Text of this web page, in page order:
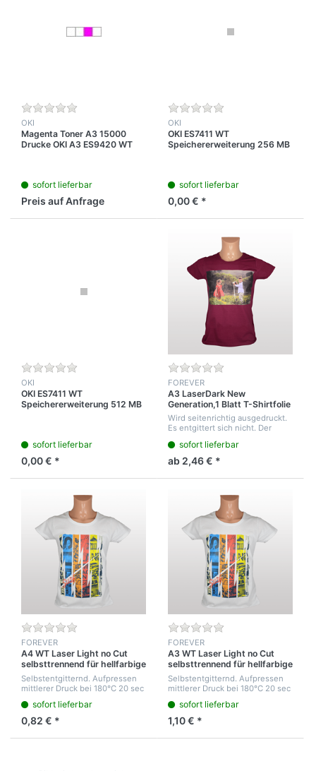
OKI
Magenta Toner A3 15000
Drucke OKI A3 ES9420 WT
sofort lieferbar
Preis auf Anfrage
OKI
OKI ES7411 WT
Speichererweiterung 256 MB
sofort lieferbar
0,00 € *
OKI
OKI ES7411 WT
Speichererweiterung 512 MB
sofort lieferbar
0,00 € *
FOREVER
A3 LaserDark New
Generation,1 Blatt T-Shirtfolie
für die Laser Drucker
Wird seitenrichtig ausgedruckt.
Es entgittert sich nicht. Der
vor dem Transferieren aus
geplottet werden oder mit der
Scher...
sofort lieferbar
ab 2,46 € *
FOREVER
A4 WT Laser Light no Cut
selbsttrennend für hellfarbige
T-Shirts
Selbstentgitternd. Aufpressen
mittlerer Druck bei 180°C 20 sec
Nachpressen maximaler Druck
30sek. Gute Feinwaschfestigkeit
bei 40°C
sofort lieferbar
0,82 € *
FOREVER
A3 WT Laser Light no Cut
selbsttrennend für hellfarbige
T-Shirt
Selbstentgitternd. Aufpressen
mittlerer Druck bei 180°C 20 sec
Nachpressen maximaler Druck
30sek. Gute Feinwaschfestigkeit
bei 40°C
sofort lieferbar
1,10 € *